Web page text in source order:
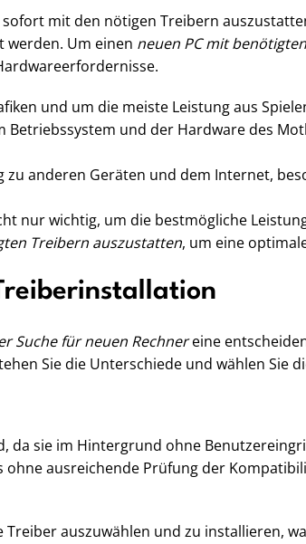
mit den nötigen Treibern
werden. Um einen neuen PC mit
und um die meiste Leistung aus
Betriebssystem und der Hardware des
anderen Geräten und dem Internet,
nur wichtig, um die bestmögliche
Treibern auszustatten, um eine
Suche für neuen Rechnereine
Sie die Unterschiede und wählen Sie
sie im Hintergrund ohne
ausreichende Prüfung der
auszuwählen und zu installieren,